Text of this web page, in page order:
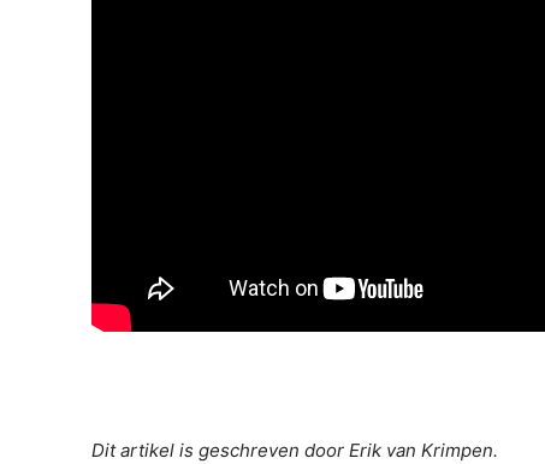
Dit artikel is geschreven door Erik van Krimpen.